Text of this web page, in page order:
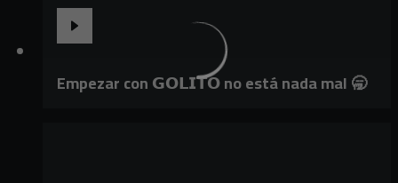
Empezar con 𝗚𝗢𝗟𝗜𝗧𝗢 no está nada mal 🥱